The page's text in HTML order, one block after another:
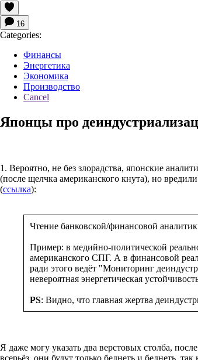
16
Categories:
Финансы
Энергетика
Экономика
Производство
Cancel
Японцы про
1. Вероятно, не без злорадства, японские
(после щелчка американского кнута), но
(ссылка):
Чтение банковской/финансовой
Пример: в медийно-политической
американского СПГ. А в финансовой
ради этого ведёт "Мониторинг
невероятная энергетическая
PS: Видно, что главная жертва
Я даже могу указать два верстовых столба,
всерьёз, они будут только беднеть и беднеть,